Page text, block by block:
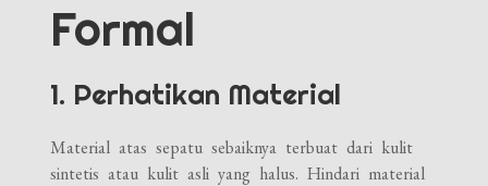
Formal
1. Perhatikan Material
Material atas sepatu sebaiknya terbuat dari kulit
sintetis atau kulit asli yang halus. Hindari material